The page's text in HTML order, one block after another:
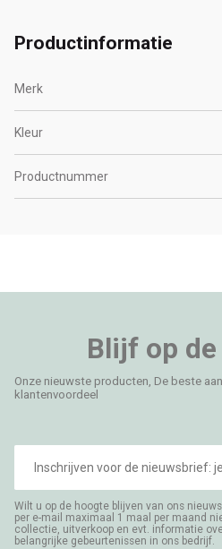
Productinformatie
Merk
Kleur
Productnummer
Blijf op
Onze nieuwste producten, De beste
klantenvoordeel
mailadres
Wilt u op de hoogte blijven van ons
per e-mail maximaal 1 maal per maand
collectie, uitverkoop en evt. informatie
belangrijke gebeurtenissen in ons bedrijf.